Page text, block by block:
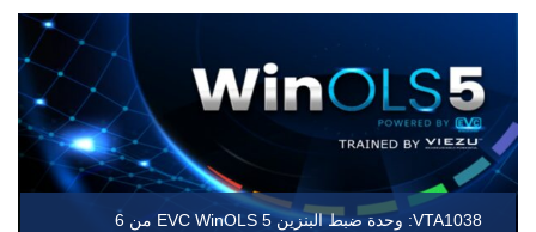
VTA1038: وحدة ضبط البنزين EVC WinOLS 5 من 6